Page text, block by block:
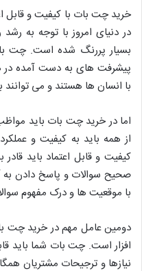
خرید چت بات با کیفیت و
در دنیای امروز با توجه به
بسیار پررنگ شده است. چت
پیشرفت های به دست آمده در
با انسان ها هستند و می
اما در خرید چت بات باید
از همه باید به کیفیت و
کیفیت و قابل اعتماد باید
صحیح سوالات و پاسخ دادن به
با موقعیت ها و درک مفهوم
دومین عامل مهم در خرید چت
افزار است. چت بات شما باید
نیازها و ترجیحات مشتریان